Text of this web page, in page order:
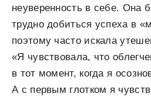
неуверенность в себе. Она
трудно добиться успеха в
поэтому часто искала
«Я чувствовала, что
в тот момент, когда я
А с первым глотком я